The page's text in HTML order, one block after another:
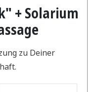
+ Solarium
zu Deiner